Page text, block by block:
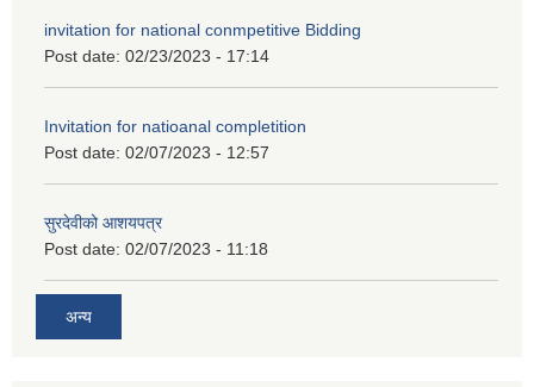
invitation for national conmpetitive Bidding
Post date: 02/23/2023 - 17:14
Invitation for natioanal completition
Post date: 02/07/2023 - 12:57
सुरदेवीको आशयपत्र
Post date: 02/07/2023 - 11:18
अन्य